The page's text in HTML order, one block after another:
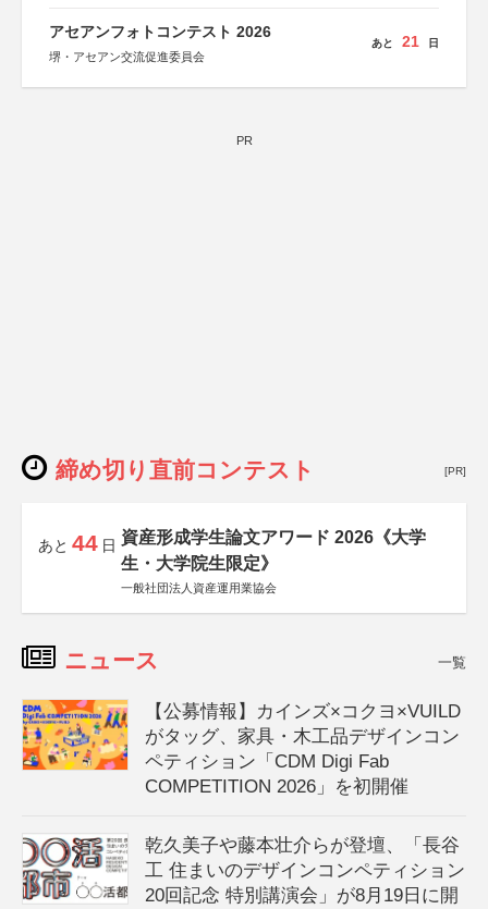
アセアンフォトコンテスト 2026
堺・アセアン交流促進委員会
あと 21 日
PR
締め切り直前コンテスト [PR]
あと 44 日 資産形成学生論文アワード 2026《大学
生・大学院生限定》
一般社団法人資産運用業協会
ニュース 一覧
【公募情報】カインズ×コクヨ×VUILD
がタッグ、家具・木工品デザインコン
ペティション「CDM Digi Fab
COMPETITION 2026」を初開催
乾久美子や藤本壮介らが登壇、「長谷
工 住まいのデザインコンペティション
20回記念 特別講演会」が8月19日に開